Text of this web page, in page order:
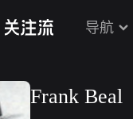
导航
Frank Beal